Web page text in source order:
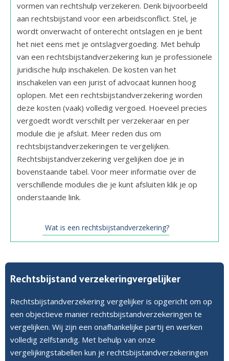
vormen van rechtshulp verzekeren. Denk bijvoorbeeld
aan rechtsbijstand voor een arbeidsconflict. Stel, je
wordt onverwacht of onterecht ontslagen en je bent
het niet eens met je ontslagvergoeding. Met behulp
van een rechtsbijstandverzekering kun je professionele
juridische hulp inschakelen. De kosten van het
inschakelen van een jurist of advocaat kunnen hoog
oplopen. Met een rechtsbijstandverzekering worden
deze kosten (vaak) volledig vergoed. Hoeveel precies
vergoedt wordt verschilt per verzekeraar en per
module die je afsluit. Meer reden dus om
rechtsbijstandverzekeringen te vergelijken.
Rechtsbijstandverzekering vergelijken doe je in
bovenstaande tabel. Voor meer informatie over de
verschillende modules die je kunt afsluiten klik je op
onderstaande link.
Wat is een rechtsbijstandverzekering?
Rechtsbijstand verzekeringvergelijker
Rechtsbijstandverzekering vergelijker is opgericht om op
een objectieve manier rechtsbijstandverzekeringen te
vergelijken. Wij zijn een onafhankelijke partij en werken
volledig zelfstandig. Met behulp van onze
vergelijkingstabellen kun je rechtsbijstandverzekeringen